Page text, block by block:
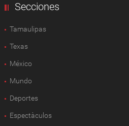
Secciones
Tamaulipas
Texas
México
Mundo
Deportes
Espectàculos